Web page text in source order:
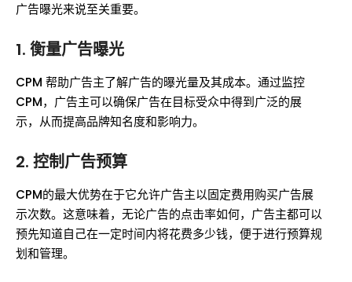
广告曝光来说至关重要。
1. 衡量广告曝光
CPM 帮助广告主了解广告的曝光量及其成本。通过监控
CPM，广告主可以确保广告在目标受众中得到广泛的展
示，从而提高品牌知名度和影响力。
2. 控制广告预算
CPM的最大优势在于它允许广告主以固定费用购买广告展
示次数。这意味着，无论广告的点击率如何，广告主都可以
预先知道自己在一定时间内将花费多少钱，便于进行预算规
划和管理。